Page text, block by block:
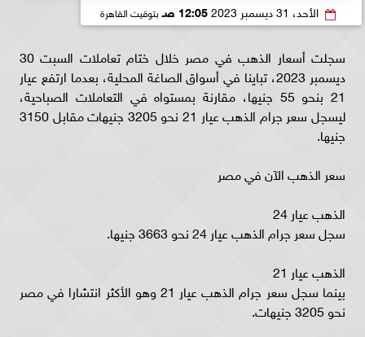
الأحد، 31 ديسمبر 2023 12:05 صـ بتوقيت القاهرة
سجلت أسعار الذهب في مصر خلال ختام تعاملات السبت 30
ديسمبر 2023، تباينا في أسواق الصاغة المحلية، بعدما ارتفع عيار
21 بنحو 55 جنيها، مقارنة بمستواه في التعاملات الصباحية،
ليسجل سعر جرام الذهب عيار 21 نحو 3205 جنيهات مقابل 3150
جنيها.
سعر الذهب الآن في مصر
الذهب عيار 24
سجل سعر جرام الذهب عيار 24 نحو 3663 جنيها.
الذهب عيار 21
بينما سجل سعر جرام الذهب عيار 21 وهو الأكثر انتشارا في مصر
نحو 3205 جنيهات.